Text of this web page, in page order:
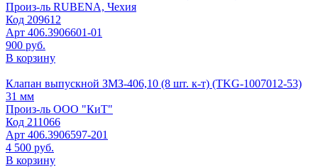
Произ-ль RUBENA, Чехия
Код 209612
Арт 406.3906601-01
900 руб.
В корзину
Клапан выпускной ЗМЗ-406,10 (8 шт. к-т) (TKG-1007012-53)
31 мм
Произ-ль ООО "КиТ"
Код 211066
Арт 406.3906597-201
4 500 руб.
В корзину